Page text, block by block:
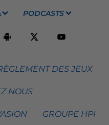
PODCASTS
DES JEUX
NOUS
GROUPE HPI